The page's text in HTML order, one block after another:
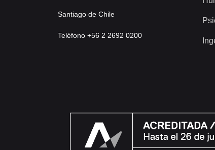
Santiago de Chile
Teléfono +56 2 2692 0200